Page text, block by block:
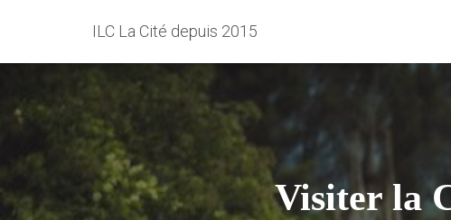
ILC La Cité depuis 2015
Visiter la